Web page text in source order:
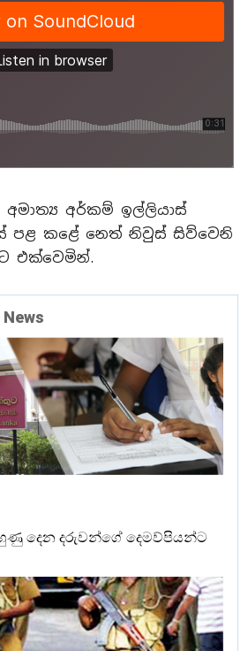
අර්කම් ඉල්ලියාස්
පළ කළේ නෙත් නිවුස් සිව්වෙනි
එක්වෙමින්.
දෙන දරුවන්ගේ දෙමව්පියන්ට